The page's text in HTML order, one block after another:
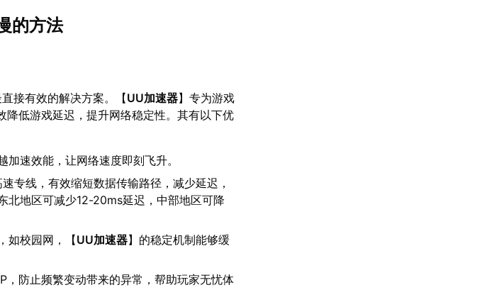
的方法
接有效的解决方案。【UU加速器】专为游戏
低游戏延迟，提升网络稳定性。其有以下优
加速效能，让网络速度即刻飞升。
专线，有效缩短数据传输路径，减少延迟，
北地区可减少12-20ms延迟，中部地区可降
如校园网，【UU加速器】的稳定机制能够缓
，防止频繁变动带来的异常，帮助玩家无忧体